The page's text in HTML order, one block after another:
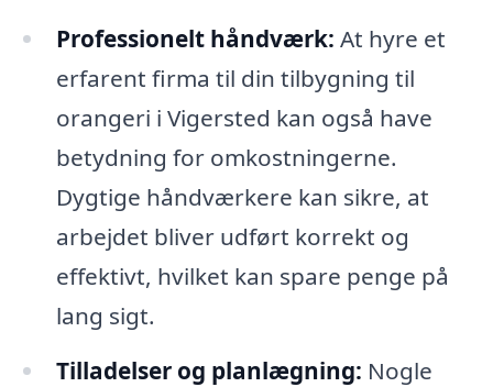
Professionelt håndværk: At hyre et
erfarent firma til din tilbygning til
orangeri i Vigersted kan også have
betydning for omkostningerne.
Dygtige håndværkere kan sikre, at
arbejdet bliver udført korrekt og
effektivt, hvilket kan spare penge på
lang sigt.
Tilladelser og planlægning: Nogle